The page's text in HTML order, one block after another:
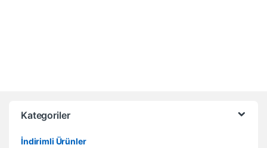
Kategoriler
İndirimli Ürünler